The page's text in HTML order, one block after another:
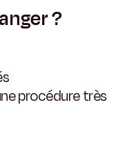
?
procédure très